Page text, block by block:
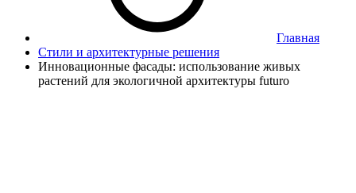
Главная
Стили и архитектурные решения
Инновационные фасады: использование живых
растений для экологичной архитектуры futuro